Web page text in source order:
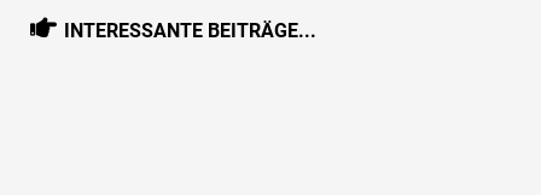
INTERESSANTE BEITRÄGE...